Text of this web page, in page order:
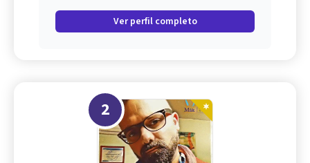
Ver perfil completo
2